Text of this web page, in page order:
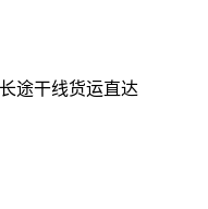
途干线货运直达